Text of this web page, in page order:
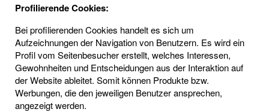
Profilierende Cookies:
Bei profilierenden Cookies handelt es sich um
Aufzeichnungen der Navigation von Benutzern. Es wird ein
Profil vom Seitenbesucher erstellt, welches Interessen,
Gewohnheiten und Entscheidungen aus der Interaktion auf
der Website ableitet. Somit können Produkte bzw.
Werbungen, die den jeweiligen Benutzer ansprechen,
angezeigt werden.